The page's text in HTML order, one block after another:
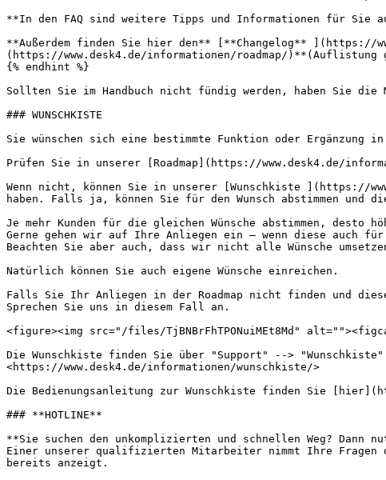
**In den FAQ sind weitere Tipps und Informationen für Sie
**Außerdem finden Sie hier den** [**Changelog** ](https://
(https://www.desk4.de/informationen/roadmap/)**(Auflistung
{% endhint %}
Sollten Sie im Handbuch nicht fündig werden, haben Sie
### WUNSCHKISTE
Sie wünschen sich eine bestimmte Funktion oder Ergänzung in
Prüfen Sie in unserer [Roadmap](https://www.desk4.de/
Wenn nicht, können Sie in unserer [Wunschkiste ](https://
haben. Falls ja, können Sie für den Wunsch abstimmen und
Je mehr Kunden für die gleichen Wünsche abstimmen,
Gerne gehen wir auf Ihre Anliegen ein – wenn diese auch
Beachten Sie aber auch, dass wir nicht alle Wünsche
Natürlich können Sie auch eigene Wünsche einreichen.
Falls Sie Ihr Anliegen in der Roadmap nicht finden und
Sprechen Sie uns in diesem Fall an.
<figure><img src="/files/TjBNBrFhTPONuiMEt8Md"
Die Wunschkiste finden Sie über "Support" -->
<https://www.desk4.de/informationen/wunschkiste/>
Die Bedienungsanleitung zur Wunschkiste finden Sie
### **HOTLINE**
**Sie suchen den unkomplizierten und schnellen Weg? Dann
Einer unserer qualifizierten Mitarbeiter nimmt Ihre Fragen
bereits anzeigt.